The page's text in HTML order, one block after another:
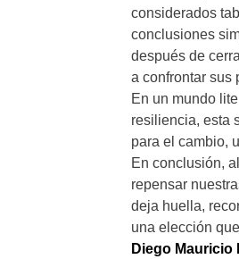
considerados
conclusiones
después de
a confrontar sus
En un mundo
resiliencia, esta
para el cambio,
En conclusión,
repensar
deja huella,
una elección
Diego Mauricio